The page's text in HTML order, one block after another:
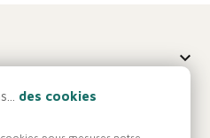

des cookies